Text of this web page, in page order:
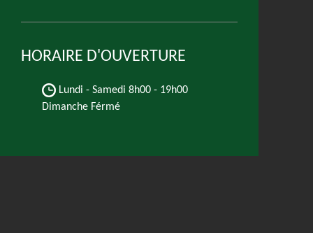
HORAIRE D'OUVERTURE
Lundi - Samedi 8h00 - 19h00
Dimanche Férmé